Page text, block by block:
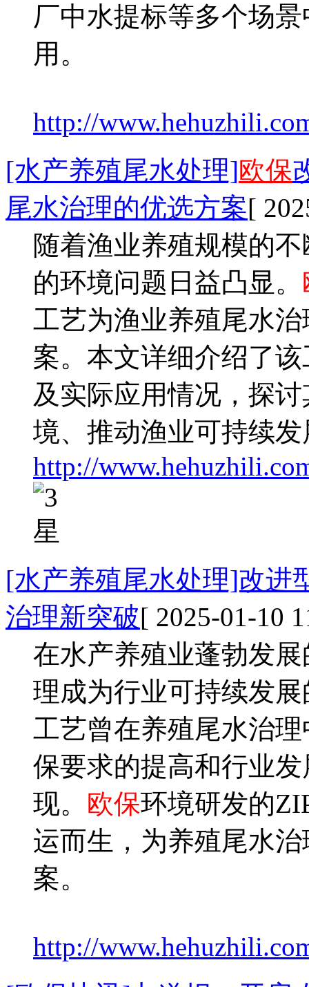
厂中水提标等多个场
用。
http://
[水产养殖尾水处理]欧保
尾水治理的优选方案[
随着渔业养殖规模的
的环境问题日益凸显。
工艺为渔业养殖尾水
案。本文详细介绍了
及实际应用情况，探
境、推动渔业可持续
http://
[水产养殖尾水处理]改进
治理新突破[ 2025-01-10
在水产养殖业蓬勃发
理成为行业可持续发
工艺曾在养殖尾水治
保要求的提高和行业
现。 欧保环境研发的
运而生，为养殖尾水
案。
http://